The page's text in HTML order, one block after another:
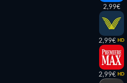
2,99€
2,99€ HD
2,99€ HD